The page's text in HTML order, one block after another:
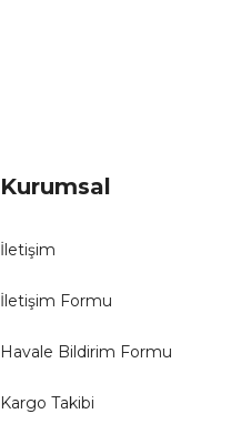
Kurumsal
İletişim
İletişim Formu
Havale Bildirim Formu
Kargo Takibi